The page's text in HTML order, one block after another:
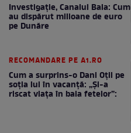
Investigație, Canalul Bala: Cum
au dispărut milioane de euro
pe Dunăre
RECOMANDARE PE A1.RO
Cum a surprins-o Dani Oțil pe
soția lui în vacanță: „Și-a
riscat viața în baia fetelor”: